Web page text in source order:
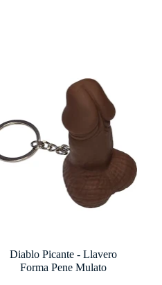
Diablo Picante - Llavero
Forma Pene Mulato